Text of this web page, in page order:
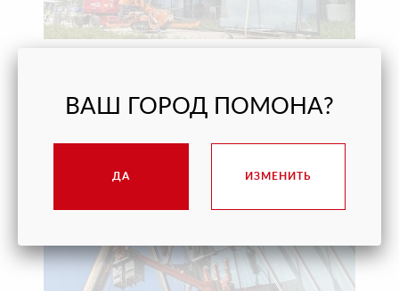
МЫС» В ГЕЛЕНДЖИКЕ ВОВРЕМЯ
ВАШ ГОРОД ПОМОНА?
ДА ИЗМЕНИТЬ